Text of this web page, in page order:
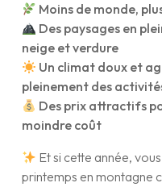
Moins de monde,
Des paysages en
neige et verdure
Un climat doux et
pleinement des
Des prix attractifs
moindre coût
Et si cette année,
printemps en montagne